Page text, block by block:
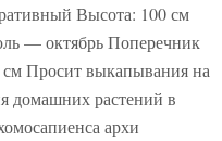
Высота: 100 см
— октябрь Поперечник
см Просит выкапывания на
домашних растений в
архи